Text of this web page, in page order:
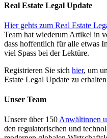
Real Estate Legal Update
Hier gehts zum Real Estate
Team hat wiederum Artikel in
dass hoffentlich für alle etwas
viel Spass bei der Lektüre.
Registrieren Sie sich hier, um
Estate Legal Update zu
Unser Team
Unsere über 150Anwältinnen
den regulatorischen und